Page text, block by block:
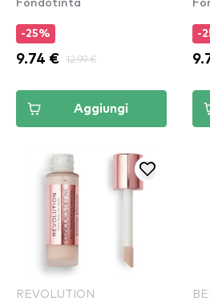
-25%
9.74 € 12.99 €
Aggiungi
-
REVOLUTION